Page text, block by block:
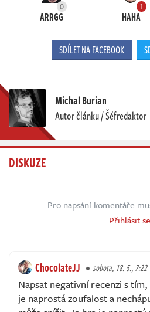
0
ARRGG
1
HAHA
SDÍLET NA FACEBOOK
Michal Burian
Autor článku / Šéfredaktor
DISKUZE
Pro napsání komentáře
Přihlásit se
ChocolateJJ sobota, 18. 5., 7:22
Napsat negativní recenzi s
je naprostá zoufalost a